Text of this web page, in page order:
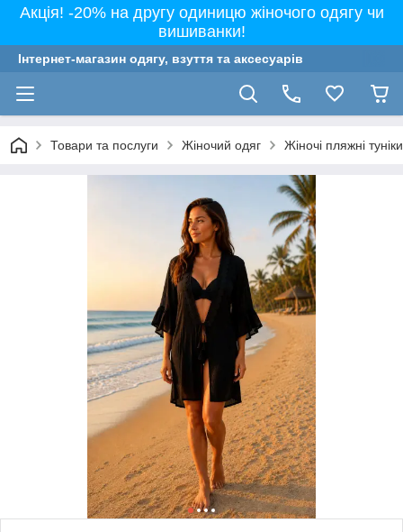
Акція! -20% на другу одиницю жіночого одягу чи
вишиванки!
Інтернет-магазин одягу, взуття та аксесуарів
Товари та послуги Жіночий одяг Жіночі пляжні